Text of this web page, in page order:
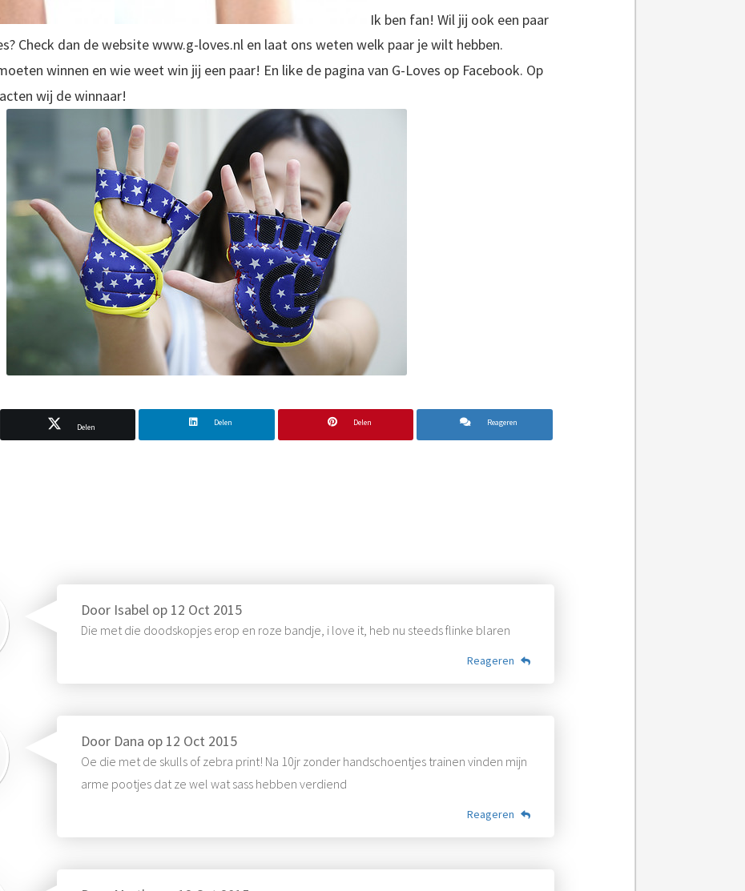
Ik ben fan! Wil jij ook een paar
Check dan de website www.g-loves.nl en laat ons weten welk paar je wilt hebben.
winnen en wie weet win jij een paar! En like de pagina van G-Loves op Facebook. Op
wij de winnaar!
Delen Delen Delen Reageren
Door Isabel op 12 Oct 2015
Die met die doodskopjes erop en roze bandje, i love it, heb nu steeds flinke blaren
Reageren
Door Dana op 12 Oct 2015
Oe die met de skulls of zebra print! Na 10jr zonder handschoentjes trainen vinden mijn
arme pootjes dat ze wel wat sass hebben verdiend
Reageren